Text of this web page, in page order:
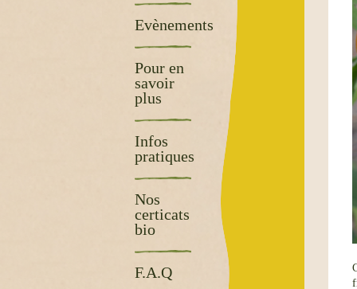
Evènements
Pour en
savoir
plus
Infos
pratiques
Nos
certicats
bio
F.A.Q